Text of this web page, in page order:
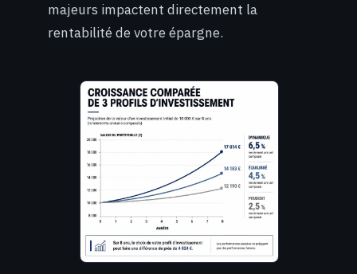
majeurs impactent directement la
rentabilité de votre épargne.